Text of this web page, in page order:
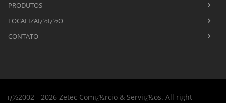
PRODUTOS
LOCALIZAÏ¿½Ï¿½O
CONTATO
ï¿½2002 - 2026 Zetec Comï¿½rcio & Serviï¿½os. All right